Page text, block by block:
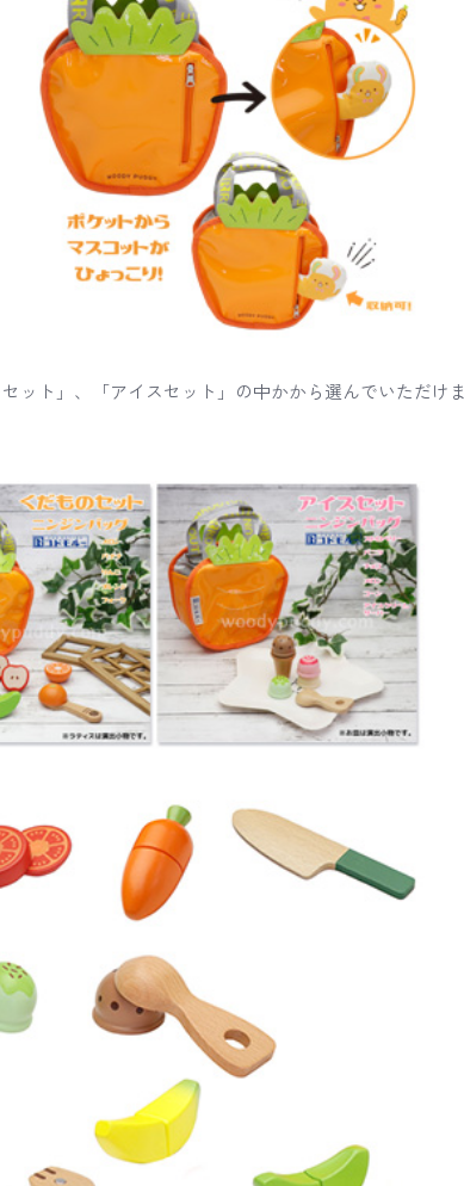
ット」、「アイスセット」の中かから選んでいただけま